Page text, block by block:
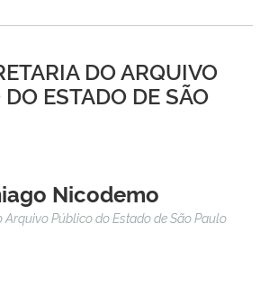
DO ARQUIVO
ESTADO DE SÃO
Nicodemo
Arquivo Público do Estado de São Paulo